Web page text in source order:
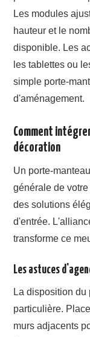
Les modules
hauteur et le
disponible. Les
les tablettes ou
simple porte-
d'aménagement.
Comment
décoration
Un porte-
générale de
des solutions
d'entrée.
transforme ce
Les astuces
La disposition du
particulière.
murs adjacents